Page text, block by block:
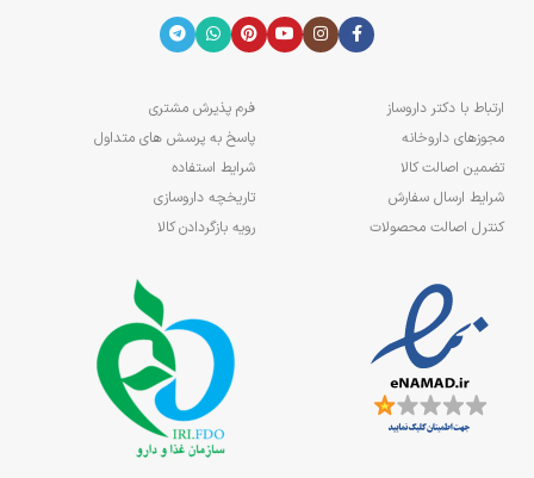
ارتباط با دکتر داروساز
مجوزهای داروخانه
تضمین اصالت کالا
شرایط ارسال سفارش
کنترل اصالت محصولات
فرم پذیرش مشتری
پاسخ به پرسش های متداول
شرایط استفاده
تاریخچه داروسازی
رویه بازگردادن کالا